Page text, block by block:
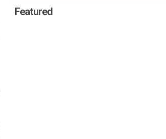
Featured